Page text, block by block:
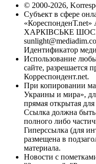
© 2000-2026,
Субъект в сфере
«КореспонденТ.net»
ХАРКІВСЬКЕ ШОСЕ,
Идентификатор
Использование
сайте, разрешается
Корреспондент.net.
При копировании
Украины и мира»,
прямая открытая
Ссылка должна быть
полного либо
Гиперссылка (для
размещена в
материала.
Новости с